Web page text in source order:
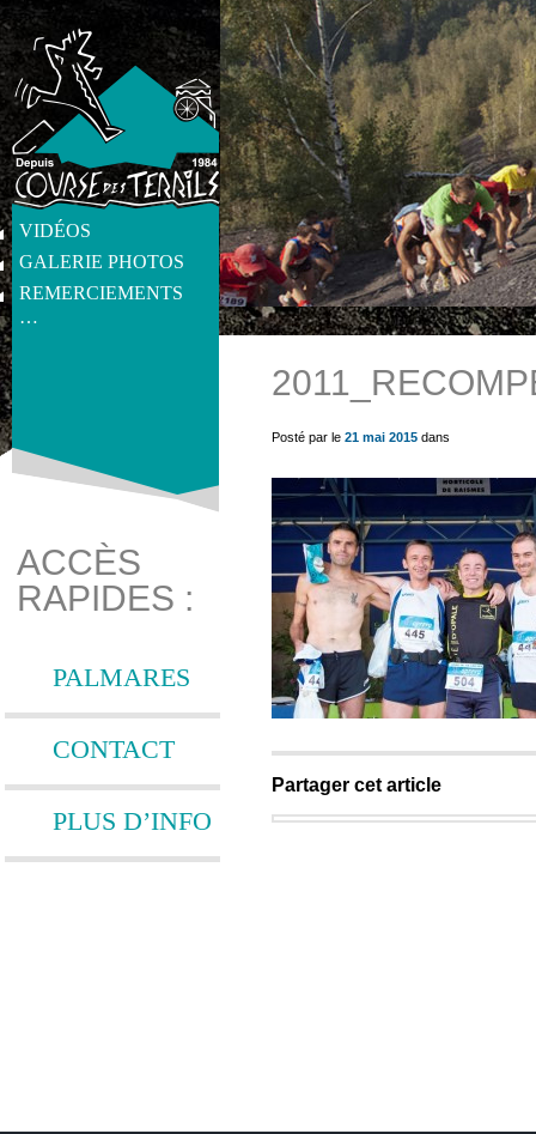
VIDÉOS
GALERIE PHOTOS
REMERCIEMENTS
…
get_post_meta(get_the_ID(), 'thumb', true) ?>
ACCÈS
RAPIDES :
PALMARES
CONTACT
PLUS D’INFO
Posté par le 21 mai 2015 dans
Partager cet article